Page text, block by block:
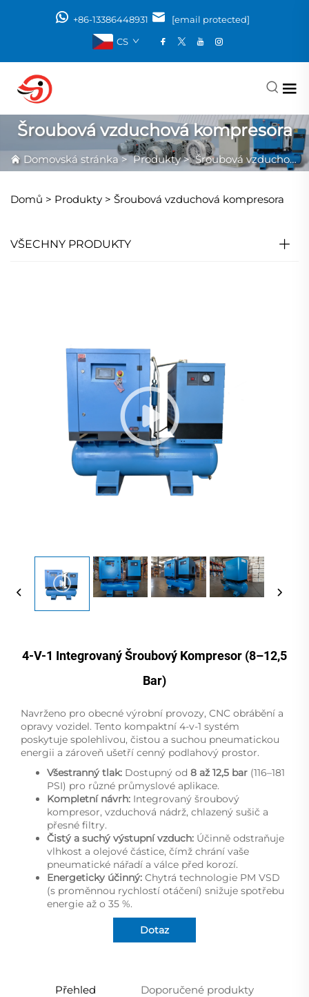
+86-13386448931
[email protected]
CS
Šroubová vzduchová kompresora
Domovská stránka>Produkty>Šroubová vzduchová kompresora
Domů > Produkty > Šroubová vzduchová kompresora
VŠECHNY PRODUKTY
4-V-1 Integrovaný Šroubový Kompresor (8–12,5
Bar)
Navrženo pro obecné výrobní provozy, CNC obrábění a
opravy vozidel. Tento kompaktní 4-v-1 systém
poskytuje spolehlivou, čistou a suchou pneumatickou
energii a zároveň ušetří cenný podlahový prostor.
Všestranný tlak: Dostupný od 8 až 12,5 bar (116–181
PSI) pro různé průmyslové aplikace.
Kompletní návrh: Integrovaný šroubový
kompresor, vzduchová nádrž, chlazený sušič a
přesné filtry.
Čistý a suchý výstupní vzduch: Účinně odstraňuje
vlhkost a olejové částice, čímž chrání vaše
pneumatické nářadí a válce před korozí.
Energeticky účinný: Chytrá technologie PM VSD
(s proměnnou rychlostí otáčení) snižuje spotřebu
energie až o 35 %.
Dotaz
Přehled Doporučené produkty